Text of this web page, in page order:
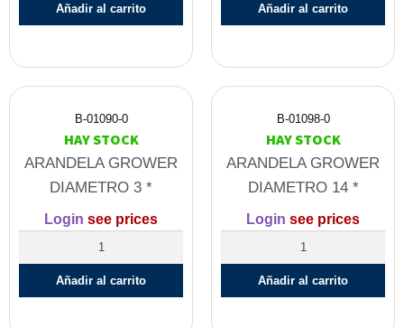
Añadir al carrito Añadir al carrito
B-01090-0
HAY STOCK
ARANDELA GROWER
DIAMETRO 3 *
Login see prices
Añadir al carrito
B-01098-0
HAY STOCK
ARANDELA GROWER
DIAMETRO 14 *
Login see prices
Añadir al carrito